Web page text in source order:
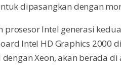
dipasangkan dengan
prosesor Intel generasi
Intel HD Graphics 2000
Xeon, akan berada di